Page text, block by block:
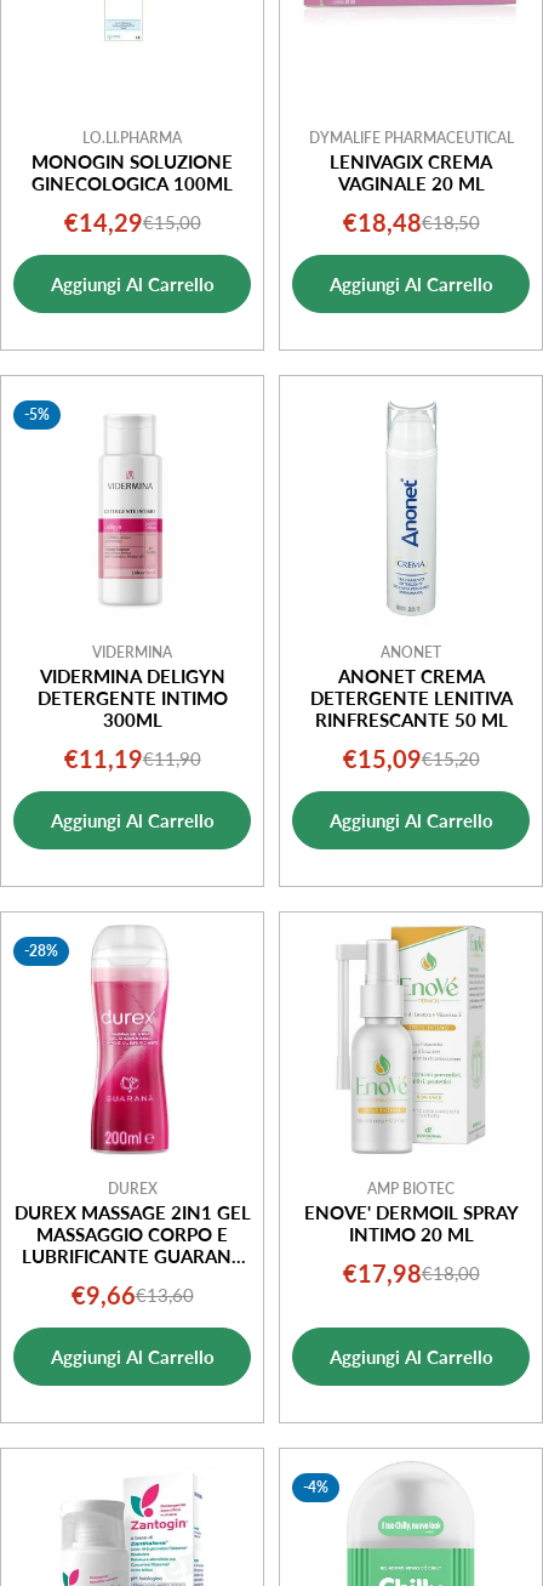
LO.LI.PHARMA
MONOGIN SOLUZIONE
GINECOLOGICA 100ML
Prezzo
di
vendita
€14,29Prezzo
normale
€15,00
Aggiungi Al Carrello
DYMALIFE PHARMACEUTICAL
LENIVAGIX CREMA
VAGINALE 20 ML
Prezzo
di
vendita
€18,48Prezzo
normale
€18,50
Aggiungi Al Carrello
-5%
VIDERMINA
VIDERMINA DELIGYN
DETERGENTE INTIMO
300ML
Prezzo
di
vendita
€11,19Prezzo
normale
€11,90
Aggiungi Al Carrello
ANONET
ANONET CREMA
DETERGENTE LENITIVA
RINFRESCANTE 50 ML
Prezzo
di
vendita
€15,09Prezzo
normale
€15,20
Aggiungi Al Carrello
-28%
DUREX
DUREX MASSAGE 2IN1 GEL
MASSAGGIO CORPO E
LUBRIFICANTE GUARANÀ
Prezzo
di
vendita
€9,66Prezzo
normale
€13,60
Aggiungi Al Carrello
AMP BIOTEC
ENOVE' DERMOIL SPRAY
INTIMO 20 ML
Prezzo
vendita
€17,98Prezzo
€18,00
Aggiungi Al Carrello
-4%